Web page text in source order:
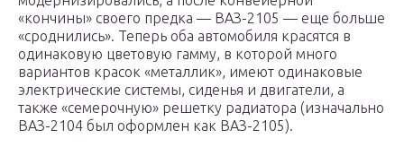
«кончины» своего предка — ВАЗ-2105 — еще больше
«сроднились». Теперь оба автомобиля красятся в
одинаковую цветовую гамму, в которой много
вариантов красок «металлик», имеют одинаковые
электрические системы, сиденья и двигатели, а
также «семерочную» решетку радиатора (изначально
ВАЗ-2104 был оформлен как ВАЗ-2105).